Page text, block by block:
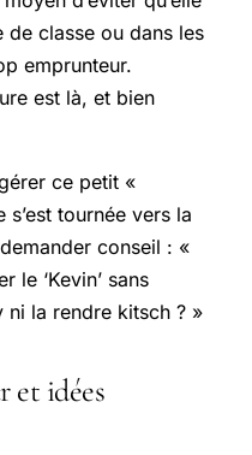
de classe ou dans les
emprunteur.
est là, et bien
ce petit «
tournée vers la
conseil : «
le ‘Kevin’ sans
ni la rendre kitsch ? »
et idées